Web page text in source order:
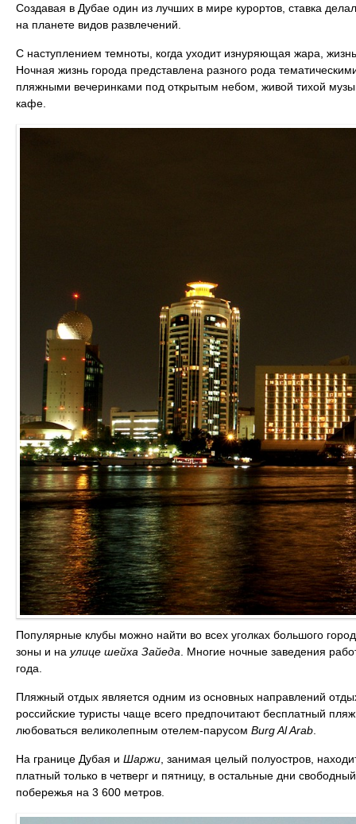
Создавая в Дубае один из лучших в мире курортов, ставка
на планете видов развлечений.
С наступлением темноты, когда уходит изнуряющая жара,
Ночная жизнь города представлена разного рода
пляжными вечеринками под открытым небом, живой тихой
кафе.
Популярные клубы можно найти во всех уголках большого
зоны и на улице шейха Зайеда . Многие ночные заведения
года.
Пляжный отдых является одним из основных направлений
российские туристы чаще всего предпочитают бесплатный
любоваться великолепным отелем-парусом Burg Al Arab
На границе Дубая и Шаржи , занимая целый полуостров,
платный только в четверг и пятницу, в остальные дни
побережья на 3 600 метров.